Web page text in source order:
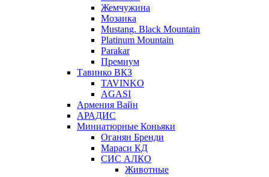
Жемчужина
Мозаика
Mustang. Black Mountain
Platinum Mountain
Parakar
Премиум
Тавинко ВКЗ
TAVINKO
AGASI
Армения Вайн
АРАДИС
Миниатюрные Коньяки
Оганян Бренди
Мараси КД
СИС АЛКО
Животные